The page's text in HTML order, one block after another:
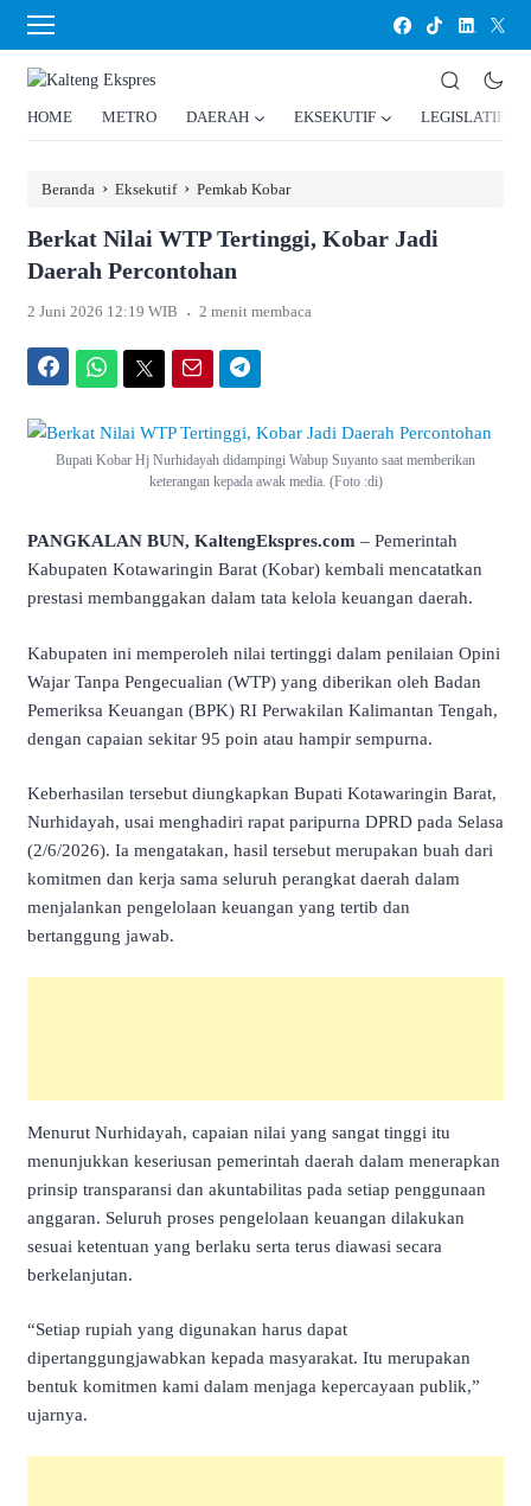
HOME METRO DAERAH EKSEKUTIF LEGISLATIF
Beranda › Eksekutif › Pemkab Kobar
Berkat Nilai WTP Tertinggi, Kobar Jadi
Daerah Percontohan
2 Juni 2026 12:19 WIB . 2 menit membaca
Bupati Kobar Hj Nurhidayah didampingi Wabup Suyanto saat memberikan
keterangan kepada awak media. (Foto :di)
PANGKALAN BUN, KaltengEkspres.com – Pemerintah
Kabupaten Kotawaringin Barat (Kobar) kembali mencatatkan
prestasi membanggakan dalam tata kelola keuangan daerah.
Kabupaten ini memperoleh nilai tertinggi dalam penilaian Opini
Wajar Tanpa Pengecualian (WTP) yang diberikan oleh Badan
Pemeriksa Keuangan (BPK) RI Perwakilan Kalimantan Tengah,
dengan capaian sekitar 95 poin atau hampir sempurna.
Keberhasilan tersebut diungkapkan Bupati Kotawaringin Barat,
Nurhidayah, usai menghadiri rapat paripurna DPRD pada Selasa
(2/6/2026). Ia mengatakan, hasil tersebut merupakan buah dari
komitmen dan kerja sama seluruh perangkat daerah dalam
menjalankan pengelolaan keuangan yang tertib dan
bertanggung jawab.
Menurut Nurhidayah, capaian nilai yang sangat tinggi itu
menunjukkan keseriusan pemerintah daerah dalam menerapkan
prinsip transparansi dan akuntabilitas pada setiap penggunaan
anggaran. Seluruh proses pengelolaan keuangan dilakukan
sesuai ketentuan yang berlaku serta terus diawasi secara
berkelanjutan.
“Setiap rupiah yang digunakan harus dapat
dipertanggungjawabkan kepada masyarakat. Itu merupakan
bentuk komitmen kami dalam menjaga kepercayaan publik,”
ujarnya.